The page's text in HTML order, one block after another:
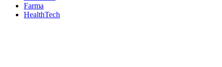
Farma
HealthTech